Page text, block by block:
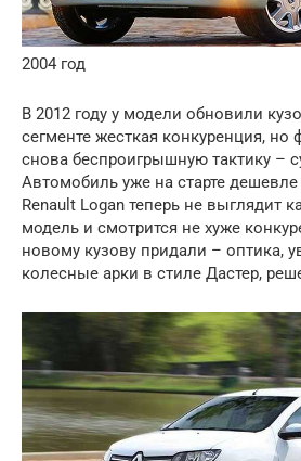
2004 год
В 2012 году у модели обновили
сегменте жесткая конкуренция,
снова беспроигрышную тактику –
Автомобиль уже на старте
Renault Logan теперь не выглядит
модель и смотрится не хуже
новому кузову придали – оптика,
колесные арки в стиле Дастер,